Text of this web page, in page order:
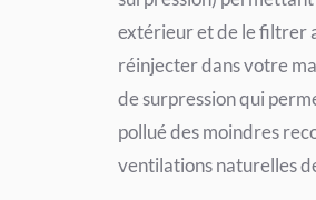
extérieur et de le filtrer
réinjecter dans votre
de surpression qui
pollué des moindres
ventilations naturelles